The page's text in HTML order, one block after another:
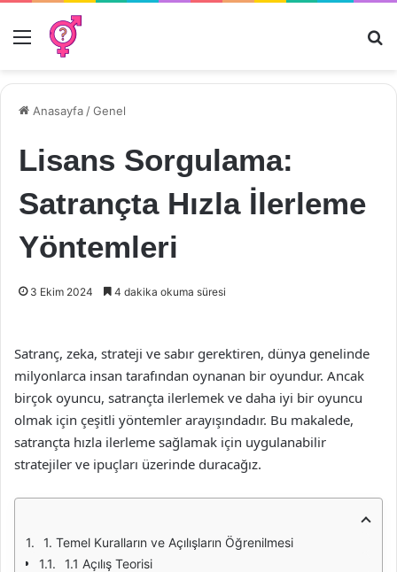
Menü
Anasayfa /Genel
Lisans Sorgulama:
Satrançta Hızla İlerleme
Yöntemleri
3 Ekim 2024 4 dakika okuma süresi
Satranç, zeka, strateji ve sabır gerektiren, dünya genelinde
milyonlarca insan tarafından oynanan bir oyundur. Ancak
birçok oyuncu, satrançta ilerlemek ve daha iyi bir oyuncu
olmak için çeşitli yöntemler arayışındadır. Bu makalede,
satrançta hızla ilerleme sağlamak için uygulanabilir
stratejiler ve ipuçları üzerinde duracağız.
1. Temel Kuralların ve Açılışların Öğrenilmesi
1.1 Açılış Teorisi